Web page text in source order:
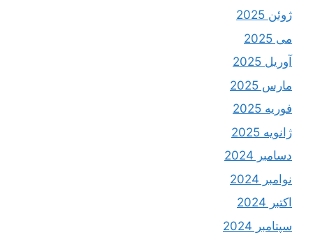
ژوئن 2025
می 2025
آوریل 2025
مارس 2025
فوریه 2025
ژانویه 2025
دسامبر 2024
نوامبر 2024
اکتبر 2024
سپتامبر 2024